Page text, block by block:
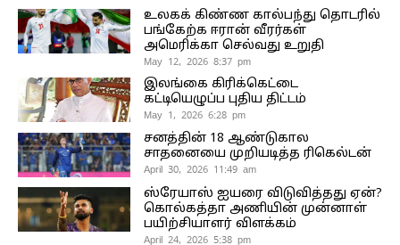
உலகக் கிண்ண கால்பந்து தொடரில்
பங்கேற்க ஈரான் வீரர்கள்
அமெரிக்கா செல்வது உறுதி
May 12, 2026 8:37 pm
இலங்கை கிரிக்கெட்டை
கட்டியெழுப்ப புதிய திட்டம்
May 1, 2026 6:28 pm
சனத்தின் 18 ஆண்டுகால
சாதனையை முறியடித்த ரிகெல்டன்
April 30, 2026 11:49 am
ஸ்ரேயாஸ் ஐயரை விடுவித்தது ஏன்?
கொல்கத்தா அணியின் முன்னாள்
பயிற்சியாளர் விளக்கம்
April 24, 2026 5:38 pm